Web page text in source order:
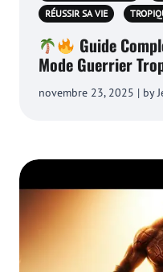
RÉUSSIR SA VIE
Guide
Mode Guerrier
novembre 23, 2025 | by